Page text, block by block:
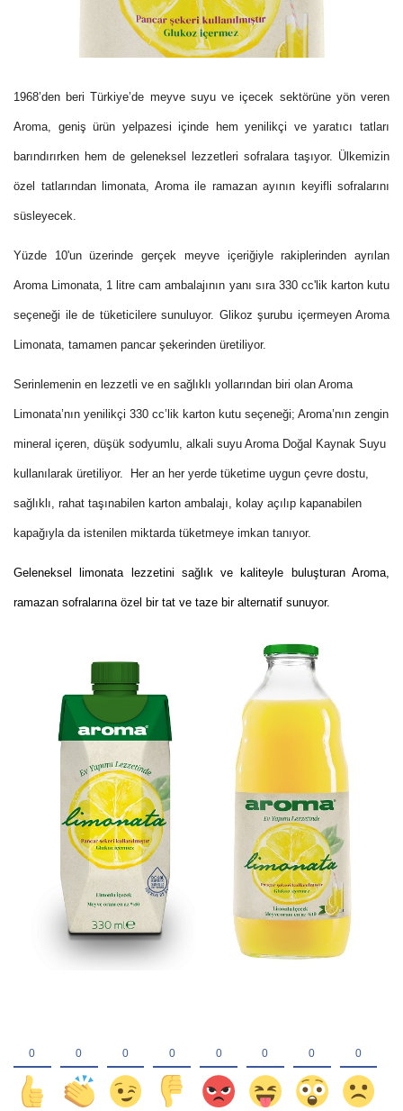
1968’den beri Türkiye’de meyve suyu ve içecek sektörüne yön veren
Aroma, geniş ürün yelpazesi içinde hem yenilikçi ve yaratıcı tatları
barındırırken hem de geleneksel lezzetleri sofralara taşıyor. Ülkemizin
özel tatlarından limonata, Aroma ile ramazan ayının keyifli sofralarını
süsleyecek.
Yüzde 10'un üzerinde gerçek meyve içeriğiyle rakiplerinden ayrılan
Aroma Limonata, 1 litre cam ambalajının yanı sıra 330 cc'lik karton kutu
seçeneği ile de tüketicilere sunuluyor. Glikoz şurubu içermeyen Aroma
Limonata, tamamen pancar şekerinden üretiliyor.
Serinlemenin en lezzetli ve en sağlıklı yollarından biri olan Aroma
Limonata’nın yenilikçi 330 cc’lik karton kutu seçeneği; Aroma’nın zengin
mineral içeren, düşük sodyumlu, alkali suyu Aroma Doğal Kaynak Suyu
kullanılarak üretiliyor. Her an her yerde tüketime uygun çevre dostu,
sağlıklı, rahat taşınabilen karton ambalajı, kolay açılıp kapanabilen
kapağıyla da istenilen miktarda tüketmeye imkan tanıyor.
Geleneksel limonata lezzetini sağlık ve kaliteyle buluşturan Aroma,
ramazan sofralarına özel bir tat ve taze bir alternatif sunuyor.